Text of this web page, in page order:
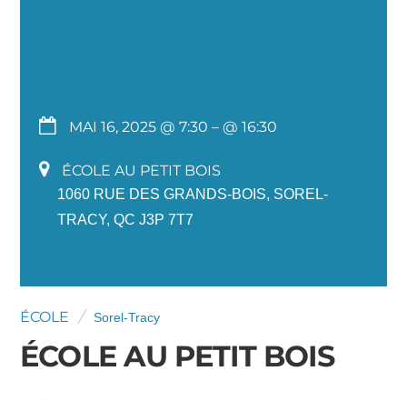
MAI 16, 2025 @ 7:30 – @ 16:30
ÉCOLE AU PETIT BOIS
1060 RUE DES GRANDS-BOIS, SOREL-
TRACY, QC J3P 7T7
ÉCOLE Sorel-Tracy
ÉCOLE AU PETIT BOIS